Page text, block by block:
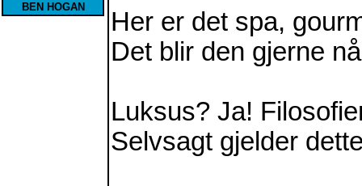
BEN HOGAN
Her er det spa,
Det blir den gjerne
Luksus? Ja!
Selvsagt gjelder